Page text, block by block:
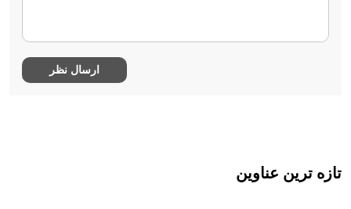
تازه ترین عناوین